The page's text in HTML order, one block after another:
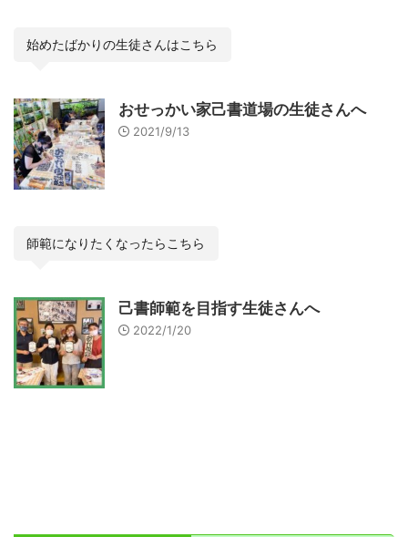
始めたばかりの生徒さんはこちら
おせっかい家己書道場の生徒さんへ
2021/9/13
師範になりたくなったらこちら
己書師範を目指す生徒さんへ
2022/1/20